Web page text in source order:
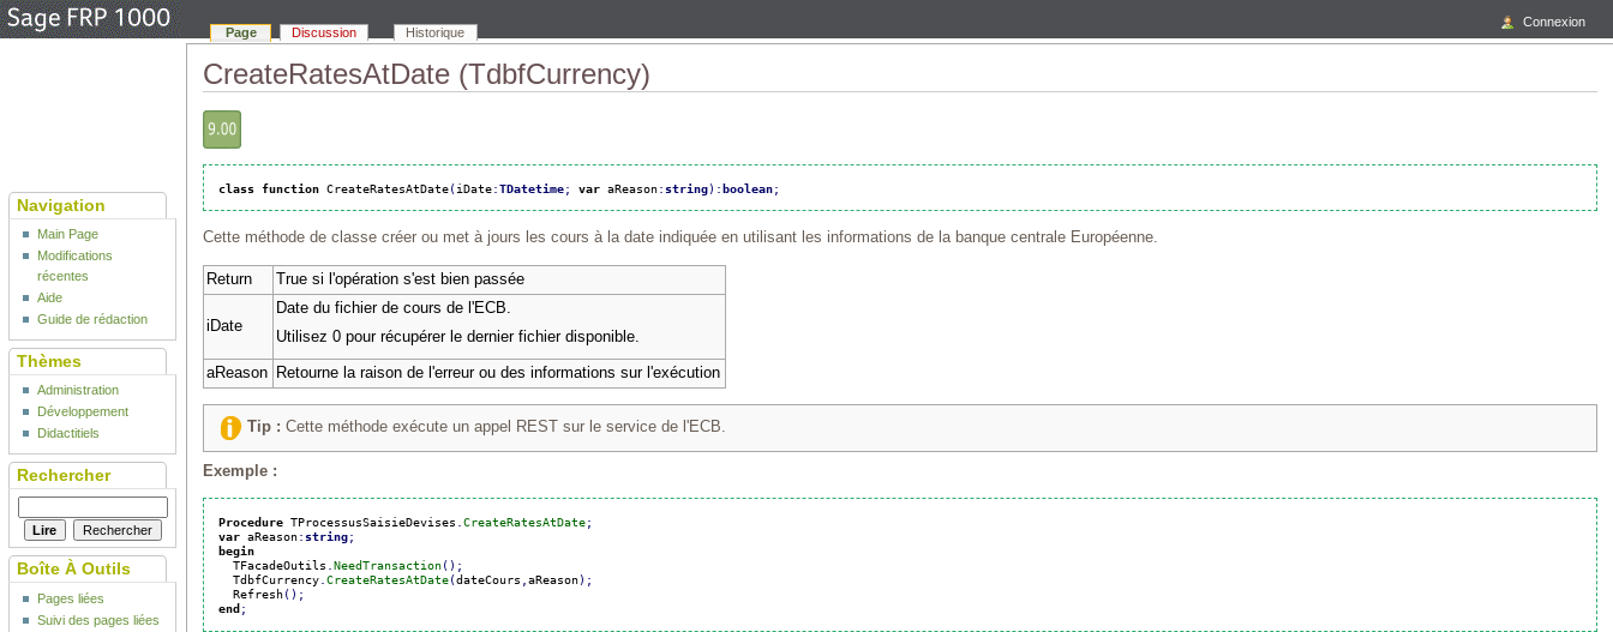
CreateRatesAtDate (TdbfCurrency)
class function CreateRatesAtDate(iDate:TDatetime; var aReason:string) :boolean;
Cette méthode de classe créer ou met à jours les cours à la date indiquée en utilisant les informations de la banque centrale Européenne.
Return True si l'opération s'est bien passée
iDate
Date du fichier de cours de l'ECB.
Utilisez 0 pour récupérer le dernier fichier disponible.
aReason Retourne la raison de l'erreur ou des informations sur l'exécution
Tip : Cette méthode exécute un appel REST sur le service de l'ECB.
Exemple :
Procedure TProcessusSaisieDevises .CreateRatesAtDate;
var aReason:string;
begin
  TFacadeOutils
.NeedTransaction( ) ;
  TdbfCurrency
.CreateRatesAtDate(dateCours ,aReason) ;
  Refresh
( ) ;
end;
Page Discussion Historique
Connexion
Navigation
Main Page
Modifications
récentes
Aide
Guide de rédaction
Thèmes
Administration
Développement
Didactitiels
Rechercher
Boîte À Outils
Pages liées
Suivi des pages liées